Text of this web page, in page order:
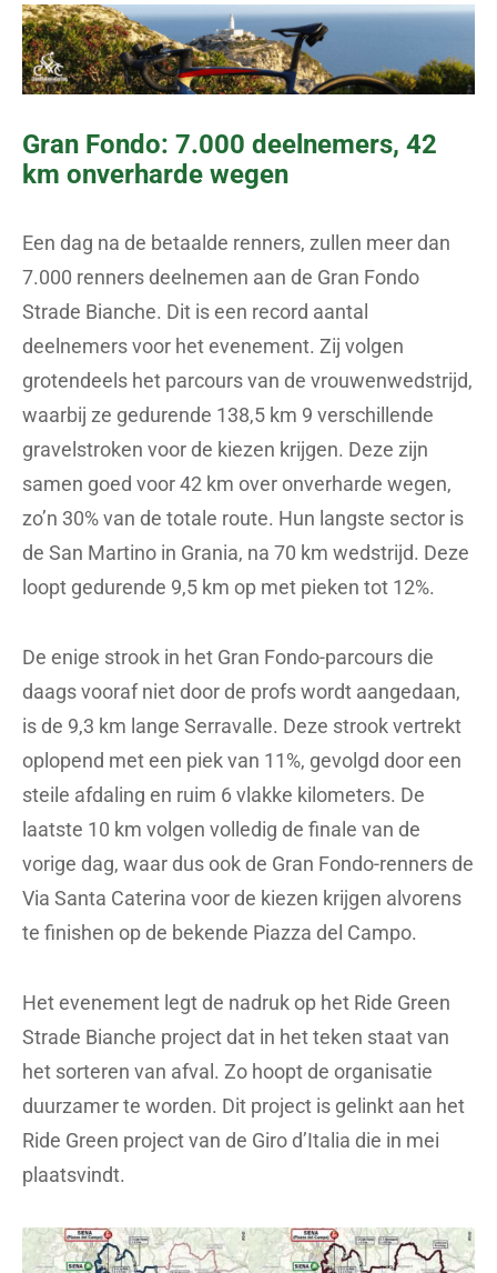
Gran Fondo: 7.000 deelnemers, 42
km onverharde wegen
Een dag na de betaalde renners, zullen meer dan
7.000 renners deelnemen aan de Gran Fondo
Strade Bianche. Dit is een record aantal
deelnemers voor het evenement. Zij volgen
grotendeels het parcours van de vrouwenwedstrijd,
waarbij ze gedurende 138,5 km 9 verschillende
gravelstroken voor de kiezen krijgen. Deze zijn
samen goed voor 42 km over onverharde wegen,
zo’n 30% van de totale route. Hun langste sector is
de San Martino in Grania, na 70 km wedstrijd. Deze
loopt gedurende 9,5 km op met pieken tot 12%.
De enige strook in het Gran Fondo-parcours die
daags vooraf niet door de profs wordt aangedaan,
is de 9,3 km lange Serravalle. Deze strook vertrekt
oplopend met een piek van 11%, gevolgd door een
steile afdaling en ruim 6 vlakke kilometers. De
laatste 10 km volgen volledig de finale van de
vorige dag, waar dus ook de Gran Fondo-renners de
Via Santa Caterina voor de kiezen krijgen alvorens
te finishen op de bekende Piazza del Campo.
Het evenement legt de nadruk op het Ride Green
Strade Bianche project dat in het teken staat van
het sorteren van afval. Zo hoopt de organisatie
duurzamer te worden. Dit project is gelinkt aan het
Ride Green project van de Giro d’Italia die in mei
plaatsvindt.